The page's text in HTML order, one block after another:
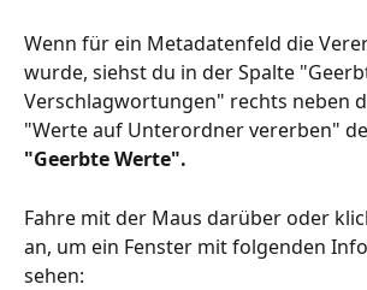
Wenn für ein Metadatenfeld die
wurde, siehst du in der Spalte
Verschlagwortungen" rechts neben
"Werte auf Unterordner vererben"
"Geerbte Werte".
Fahre mit der Maus darüber oder
an, um ein Fenster mit folgenden
sehen: